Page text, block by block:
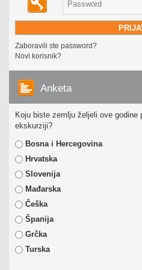
Zaboravili ste password?
Novi korisnik?
Anketa
Koju biste zemlju željeli ove godine
ekskurziji?
Bosna i Hercegovina
Hrvatska
Slovenija
Mađarska
Češka
Španija
Grčka
Turska